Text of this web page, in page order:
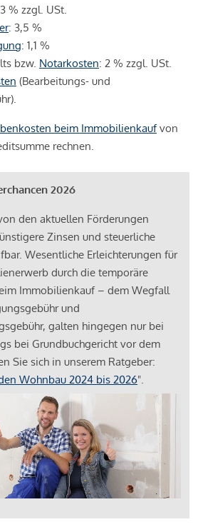
% zzgl. USt.
: 3,5 %
: 1,1 %
bzw. Notarkosten: 2 % zzgl. USt.
(Bearbeitungs- und
beim Immobilienkaufvon
rechnen.
2026
den aktuellen Förderungen
Zinsen und steuerliche
Wesentliche Erleichterungen für
durch die temporäre
Immobilienkauf – dem Wegfall
und
galten hingegen nur bei
bei Grundbuchgericht vor dem
Sie sich in unserem Ratgeber:
Wohnbau 2024 bis 2026".